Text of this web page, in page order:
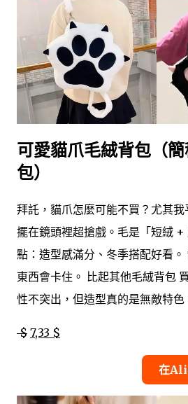
可愛貓爪毛絨背包（
包）
拜託，貓爪怎麼可能不買？尤其
擺在鏡頭裡超搶戲。毛是「短絨
點：造型感滿分、冬季搭配好看。
東西會卡住。 比起其他毛絨背包
性不突出，但造型真的是無敵特色
$ 7,33 $
在